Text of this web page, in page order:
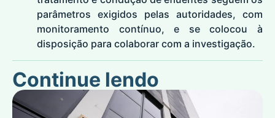
parâmetros exigidos pelas autoridades, com
monitoramento contínuo, e se colocou à
disposição para colaborar com a investigação.
Continue lendo